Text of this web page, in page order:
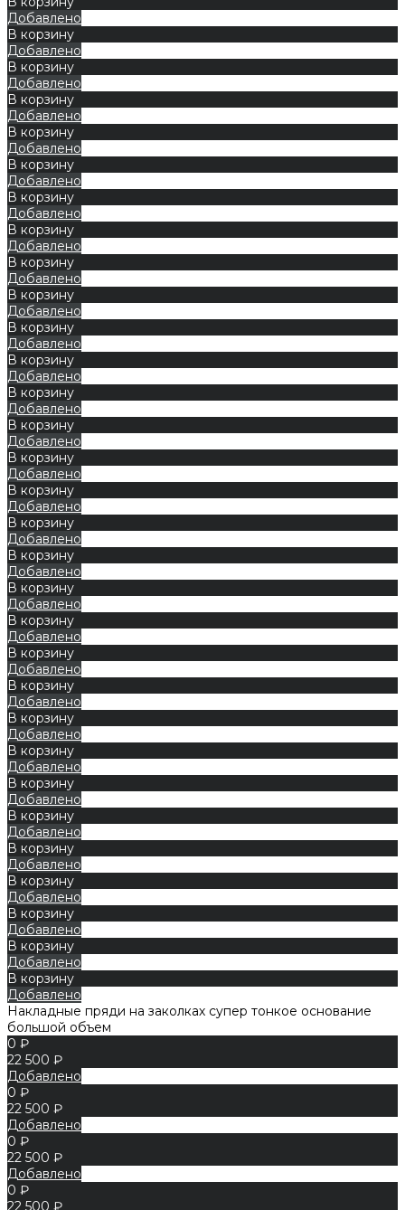
Добавлено
В корзину
Добавлено
В корзину
Добавлено
В корзину
Добавлено
В корзину
Добавлено
В корзину
Добавлено
В корзину
Добавлено
В корзину
Добавлено
В корзину
Добавлено
В корзину
Добавлено
В корзину
Добавлено
В корзину
Добавлено
В корзину
Добавлено
В корзину
Добавлено
В корзину
Добавлено
В корзину
Добавлено
В корзину
Добавлено
В корзину
Добавлено
В корзину
Добавлено
В корзину
Добавлено
В корзину
Добавлено
В корзину
Добавлено
В корзину
Добавлено
В корзину
Добавлено
В корзину
Добавлено
В корзину
Добавлено
В корзину
Добавлено
В корзину
Добавлено
В корзину
Добавлено
В корзину
Добавлено
В корзину
Добавлено
Накладные пряди на заколках супер тонкое основание
большой объем
0 ₽
22 500 ₽
Добавлено
0 ₽
22 500 ₽
Добавлено
0 ₽
22 500 ₽
Добавлено
0 ₽
22 500 ₽